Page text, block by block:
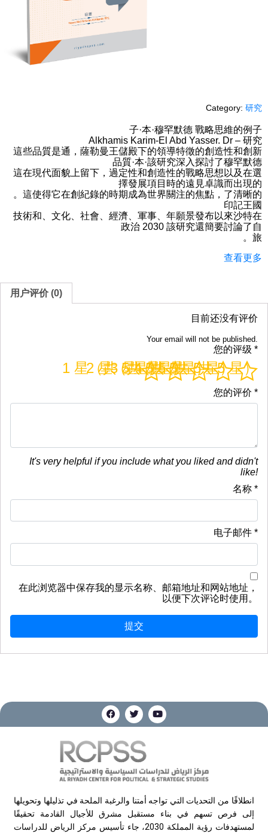
Category: 研究
子·本·穆罕默德 戰略思維的例子
Alkhamis Karim-El Abd Yasser. Dr – 研究
這些品質是通，薩勒曼王儲殿下的領導特徵的創造性和創新
品質·本·該研究深入探討了穆罕默德
這在現代面貌上留下，過定性和創造性的戰略思想以及在選
擇發展項目時的遠見卓識而出現的
。這使得它在創紀錄的時期成為世界關注的焦點，了清晰的
印記王國
技術和、文化、社會、經濟、軍事、年願景發布以來沙特在
政治 2030 該研究還簡要討論了自
。旅
查看更多
用户评价 (0)
目前还没有评价
Your email will not be published.
您的评级 *
1 星（共 5 星）
2 星（共 5 星）
3 星（共 5 星）
4 星（共 5 星）
5 星（共 5 星）
您的评价 *
It's very helpful if you include what you liked and didn't
like!
名称 *
电子邮件 *
在此浏览器中保存我的显示名称、邮箱地址和网站地址，
以便下次评论时使用。
انطلاقًا من التحديات التي تواجه أمتنا والرغبة الملحة في تذليلها وتحويلها
إلى فرص تسهم في بناء مستقبل مشرق للأجيال القادمة تحقيقًا
لمستهدفات رؤية المملكة 2030، جاء تأسيس مركز الرياض للدراسات